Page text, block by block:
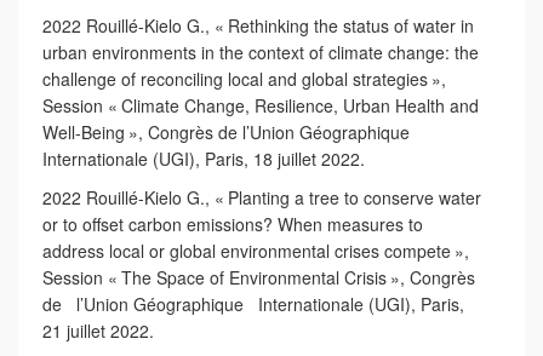
2022 Rouillé-Kielo G., « Rethinking the status of water in
urban environments in the context of climate change: the
challenge of reconciling local and global strategies »,
Session « Climate Change, Resilience, Urban Health and
Well-Being », Congrès de l’Union Géographique
Internationale (UGI), Paris, 18 juillet 2022.
2022 Rouillé-Kielo G., « Planting a tree to conserve water
or to offset carbon emissions? When measures to
address local or global environmental crises compete »,
Session « The Space of Environmental Crisis », Congrès
de l’Union Géographique Internationale (UGI), Paris,
21 juillet 2022.